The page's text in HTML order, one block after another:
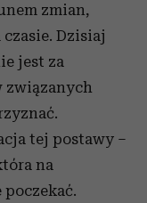
zmian,
Dzisiaj
jest za
związanych
tej postawy –
na